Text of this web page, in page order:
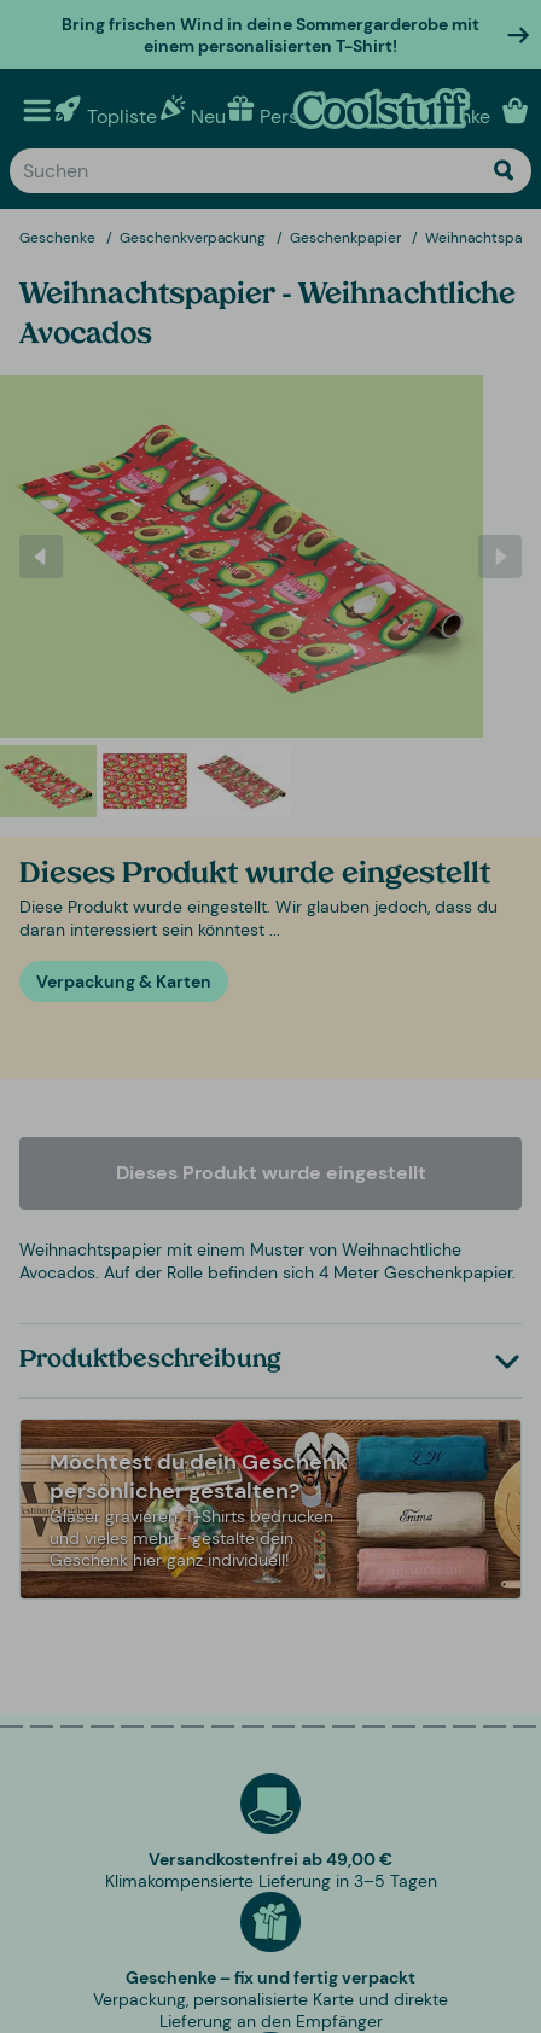
Bring frischen Wind in deine Sommergarderobe mit
einem personalisierten T-Shirt!
Topliste Neu Personalisierte geschenke
Geschenke Geschenkverpackung Geschenkpapier
Weihnachtspapier - Weihnachtliche
Avocados
Dieses Produkt wurde eingestellt
Diese Produkt wurde eingestellt. Wir glauben jedoch, dass du
daran interessiert sein könntest ...
Verpackung & Karten
Dieses Produkt wurde eingestellt
Weihnachtspapier mit einem Muster von Weihnachtliche
Avocados. Auf der Rolle befinden sich 4 Meter Geschenkpapier.
Produktbeschreibung
Möchtest du dein Geschenk
persönlicher gestalten?
Gläser gravieren, T-Shirts bedrucken
und vieles mehr - gestalte dein
Geschenk hier ganz individuell!
Versandkostenfrei ab 49,00 €
Klimakompensierte Lieferung in 3–5 Tagen
Geschenke – fix und fertig verpackt
Verpackung, personalisierte Karte und direkte
Lieferung an den Empfänger